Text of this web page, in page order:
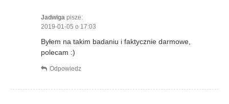
Jadwiga pisze:
2019-01-05 o 17:03
Byłem na takim badaniu i faktycznie darmowe,
polecam :)
Odpowiedz